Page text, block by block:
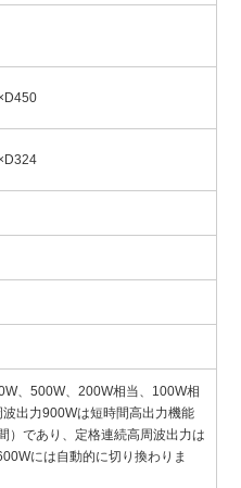
、500W、200W相当、100W相
出力900Wは短時間高出力機能
）であり、定格連続高周波出力は
には自動的に切り換わりま